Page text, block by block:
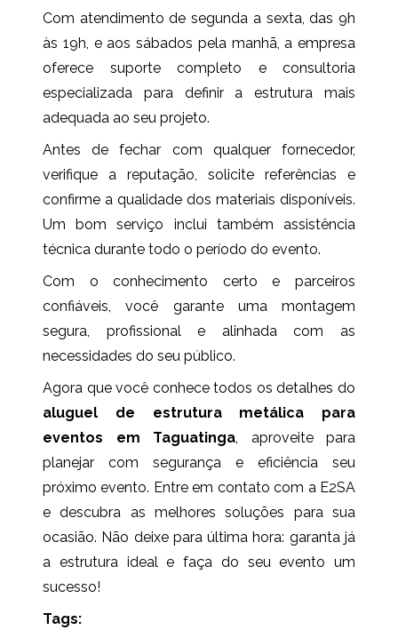
Com atendimento de segunda a sexta, das 9h
às 19h, e aos sábados pela manhã, a empresa
oferece suporte completo e consultoria
especializada para definir a estrutura mais
adequada ao seu projeto.
Antes de fechar com qualquer fornecedor,
verifique a reputação, solicite referências e
confirme a qualidade dos materiais disponíveis.
Um bom serviço inclui também assistência
técnica durante todo o período do evento.
Com o conhecimento certo e parceiros
confiáveis, você garante uma montagem
segura, profissional e alinhada com as
necessidades do seu público.
Agora que você conhece todos os detalhes do
aluguel de estrutura metálica para
eventos em Taguatinga, aproveite para
planejar com segurança e eficiência seu
próximo evento. Entre em contato com a E2SA
e descubra as melhores soluções para sua
ocasião. Não deixe para última hora: garanta já
a estrutura ideal e faça do seu evento um
sucesso!
Tags: